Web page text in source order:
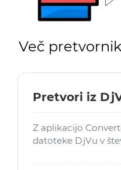
Več
Pretvori iz
Z aplikacijo
datoteke DjVu v